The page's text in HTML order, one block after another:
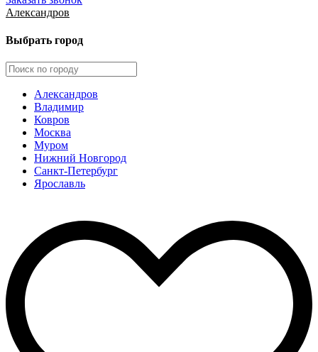
Александров
Выбрать город
Александров
Владимир
Ковров
Москва
Муром
Нижний Новгород
Санкт-Петербург
Ярославль